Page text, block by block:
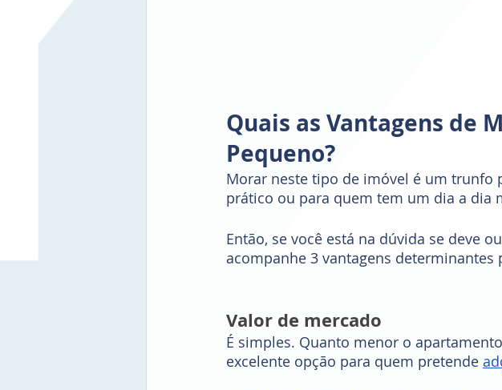
Quais as Vantagens de
Pequeno?
Morar neste tipo de imóvel é um trunfo
prático ou para quem tem um dia a dia
Então, se você está na dúvida se deve
acompanhe 3 vantagens
Valor de mercado
É simples. Quanto menor o
excelente opção para quem pretende